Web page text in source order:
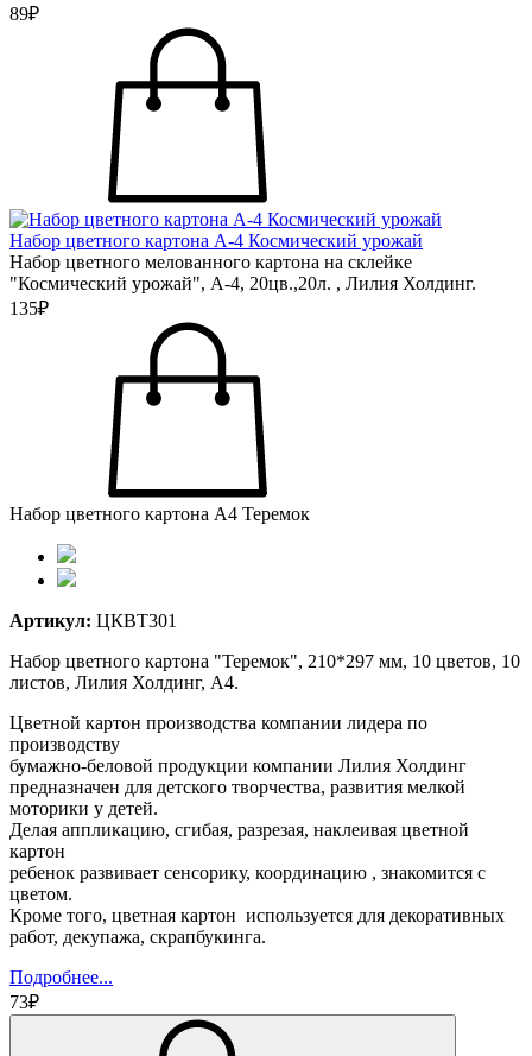
89₽
Набор цветного картона А-4 Космический урожай
Набор цветного мелованного картона на склейке
"Космический урожай", А-4, 20цв.,20л. , Лилия Холдинг.
135₽
Набор цветного картона А4 Теремок
Артикул: ЦКВТ301
Набор цветного картона "Теремок", 210*297 мм, 10 цветов, 10
листов, Лилия Холдинг, А4.
Цветной картон производства компании лидера по
производству
бумажно-беловой продукции компании Лилия Холдинг
предназначен для детского творчества, развития мелкой
моторики у детей.
Делая аппликацию, сгибая, разрезая, наклеивая цветной
картон
ребенок развивает сенсорику, координацию , знакомится с
цветом.
Кроме того, цветная картон используется для декоративных
работ, декупажа, скрапбукинга.
Подробнее...
73₽